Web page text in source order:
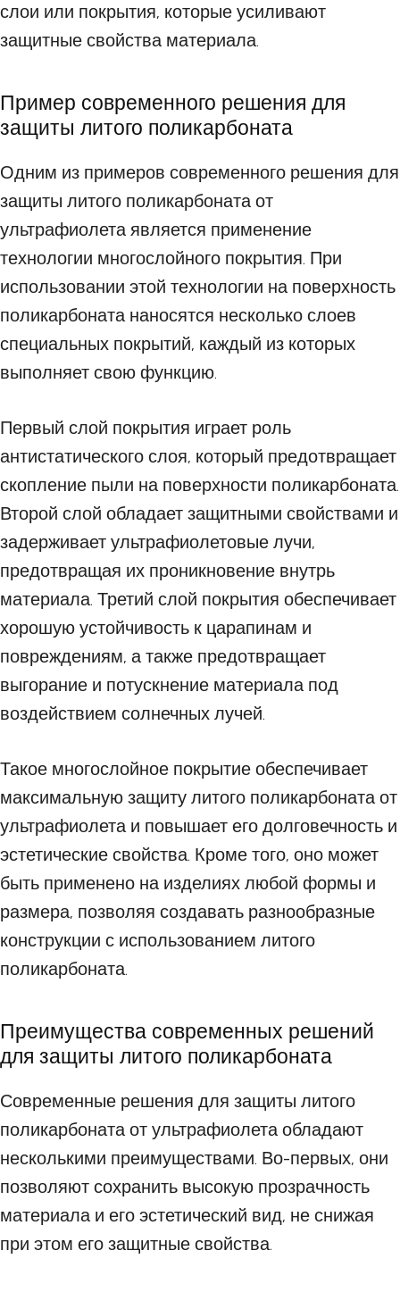
слои или покрытия, которые усиливают
защитные свойства материала.
Пример современного решения для
защиты литого поликарбоната
Одним из примеров современного решения для
защиты литого поликарбоната от
ультрафиолета является применение
технологии многослойного покрытия. При
использовании этой технологии на поверхность
поликарбоната наносятся несколько слоев
специальных покрытий, каждый из которых
выполняет свою функцию.
Первый слой покрытия играет роль
антистатического слоя, который предотвращает
скопление пыли на поверхности поликарбоната.
Второй слой обладает защитными свойствами и
задерживает ультрафиолетовые лучи,
предотвращая их проникновение внутрь
материала. Третий слой покрытия обеспечивает
хорошую устойчивость к царапинам и
повреждениям, а также предотвращает
выгорание и потускнение материала под
воздействием солнечных лучей.
Такое многослойное покрытие обеспечивает
максимальную защиту литого поликарбоната от
ультрафиолета и повышает его долговечность и
эстетические свойства. Кроме того, оно может
быть применено на изделиях любой формы и
размера, позволяя создавать разнообразные
конструкции с использованием литого
поликарбоната.
Преимущества современных решений
для защиты литого поликарбоната
Современные решения для защиты литого
поликарбоната от ультрафиолета обладают
несколькими преимуществами. Во-первых, они
позволяют сохранить высокую прозрачность
материала и его эстетический вид, не снижая
при этом его защитные свойства.